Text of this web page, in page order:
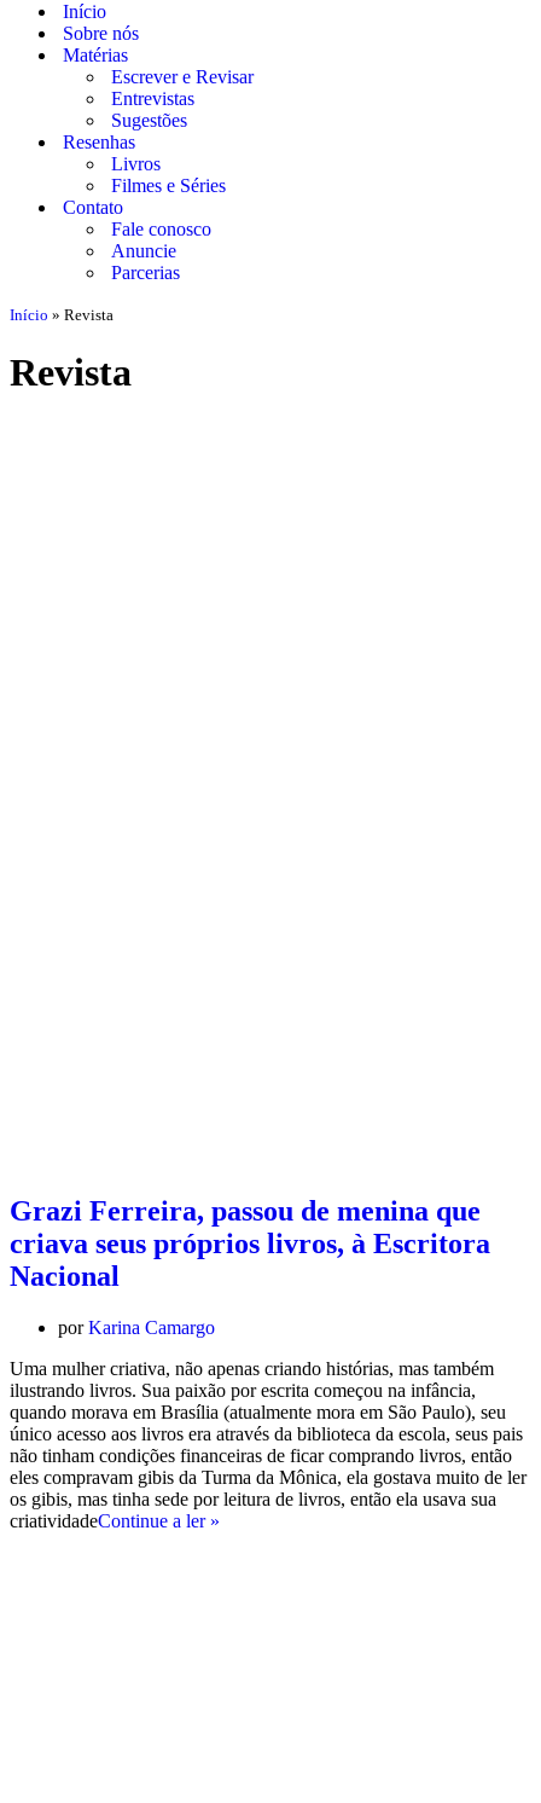
Início
Sobre nós
Matérias
Escrever e Revisar
Entrevistas
Sugestões
Resenhas
Livros
Filmes e Séries
Contato
Fale conosco
Anuncie
Parcerias
Início » Revista
Revista
Grazi Ferreira, passou de menina que
criava seus próprios livros, à Escritora
Nacional
porKarina Camargo
Uma mulher criativa, não apenas criando histórias, mas também
ilustrando livros. Sua paixão por escrita começou na infância,
quando morava em Brasília (atualmente mora em São Paulo), seu
único acesso aos livros era através da biblioteca da escola, seus pais
não tinham condições financeiras de ficar comprando livros, então
eles compravam gibis da Turma da Mônica, ela gostava muito de ler
os gibis, mas tinha sede por leitura de livros, então ela usava sua
criatividadeContinue a ler »